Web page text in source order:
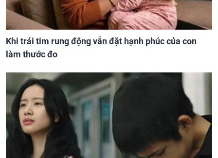
Khi trái tim rung động vẫn đặt hạnh phúc của con
làm thước đo